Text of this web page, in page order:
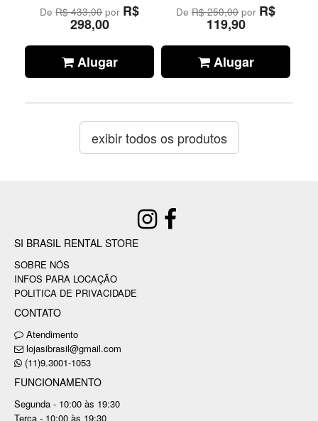
DeR$ 433,00por R$
298,00
Alugar
DeR$ 250,00 por R$
119,90
Alugar
exibir todos os produtos
SI BRASIL RENTAL STORE
SOBRE NÓS
INFOS PARA LOCAÇÃO
POLITICA DE PRIVACIDADE
CONTATO
Atendimento
lojasibrasil@gmail.com
(11)9.3001-1053
FUNCIONAMENTO
Segunda - 10:00 às 19:30
Terça - 10:00 às 19:30